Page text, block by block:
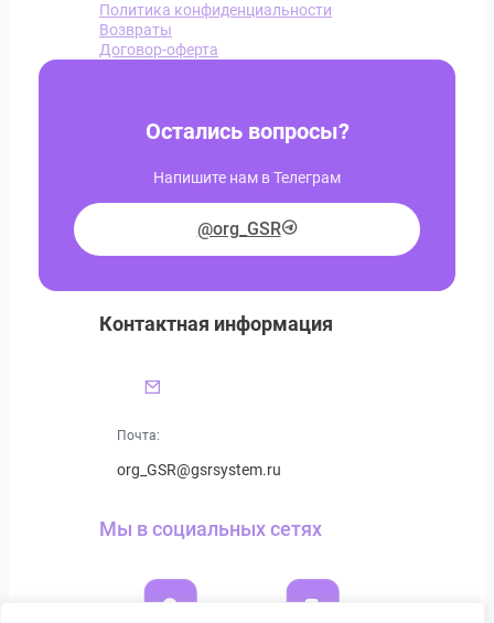
Политика конфиденциальности
Возвраты
Договор-оферта
Остались вопросы?
Напишите нам в Телеграм
@org_GSR
Контактная информация
Почта:
org_GSR@gsrsystem.ru
Мы в социальных сетях